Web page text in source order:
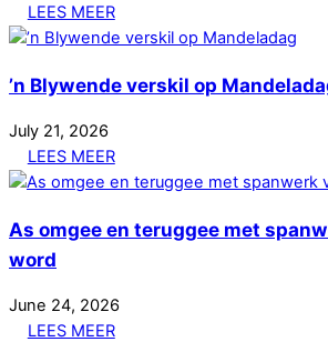
LEES MEER
’n Blywende verskil op
July 21, 2026
LEES MEER
As omgee en teruggee met
word
June 24, 2026
LEES MEER